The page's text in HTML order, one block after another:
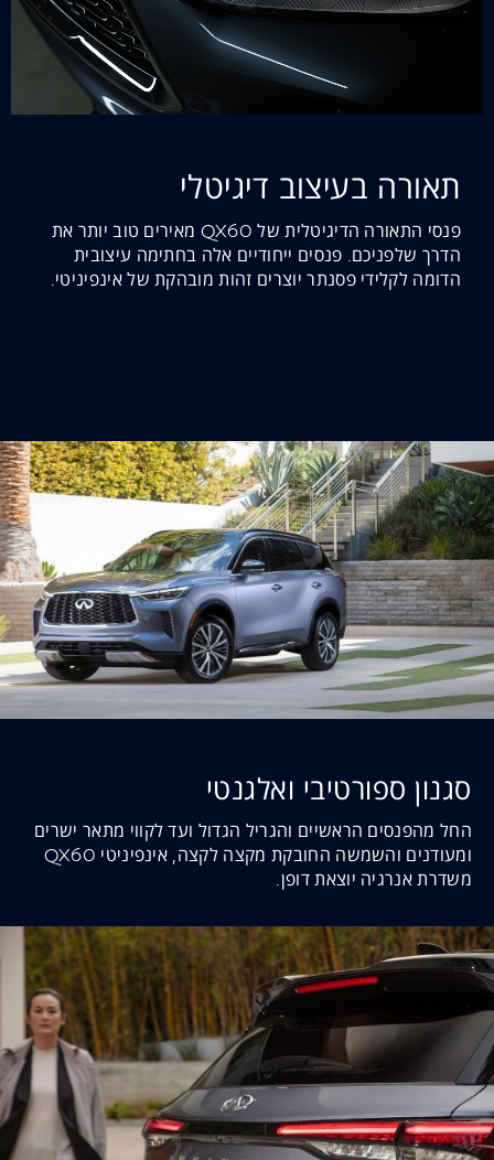
תאורה בעיצוב דיגיטלי
פנסי התאורה הדיגיטלית של QX60 מאירים טוב יותר את
הדרך שלפניכם. פנסים ייחודיים אלה בחתימה עיצובית
הדומה לקלידי פסנתר יוצרים זהות מובהקת של אינפיניטי.
סגנון ספורטיבי ואלגנטי
החל מהפנסים הראשיים והגריל הגדול ועד לקווי מתאר ישרים
ומעודנים והשמשה החובקת מקצה לקצה, אינפיניטי QX60
משדרת אנרגיה יוצאת דופן.